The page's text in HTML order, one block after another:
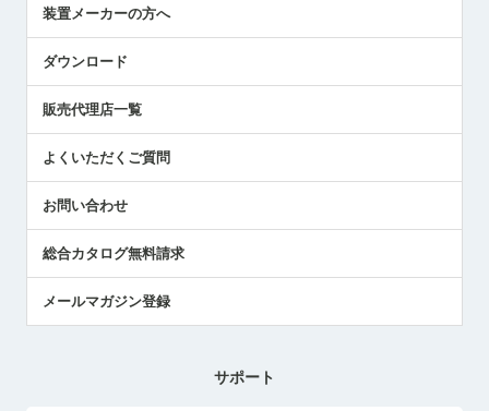
採用情報
国/地域/言語
エアマイクロセンサ製品
メトロールの技術
社員ブログ
中小企業のBCP地震対策
センサのテクニカルガイド
社長ブログ
装置メーカーの方へ
ダウンロード
販売代理店一覧
よくいただくご質問
お問い合わせ
総合カタログ無料請求
メールマガジン登録
サポート